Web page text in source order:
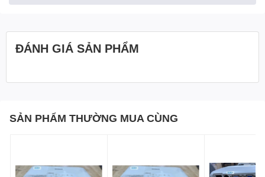
ĐÁNH GIÁ SẢN PHẨM
SẢN PHẨM THƯỜNG MUA CÙNG